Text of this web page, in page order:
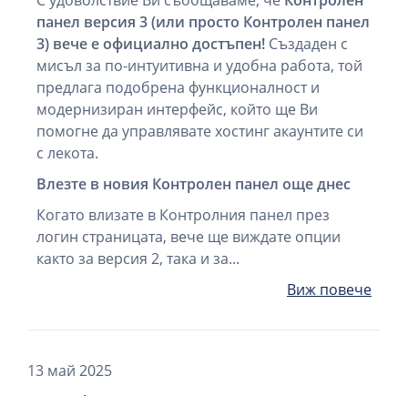
панел версия 3 (или просто Контролен панел
3) вече е официално достъпен! Създаден с
мисъл за по-интуитивна и удобна работа, той
предлага подобрена функционалност и
модернизиран интерфейс, който ще Ви
помогне да управлявате хостинг акаунтите си
с лекота.
Влезте в новия Контролен панел още днес
Когато влизате в Контролния панел през
логин страницата, вече ще виждате опции
както за версия 2, така и за...
Виж повече
13 май 2025